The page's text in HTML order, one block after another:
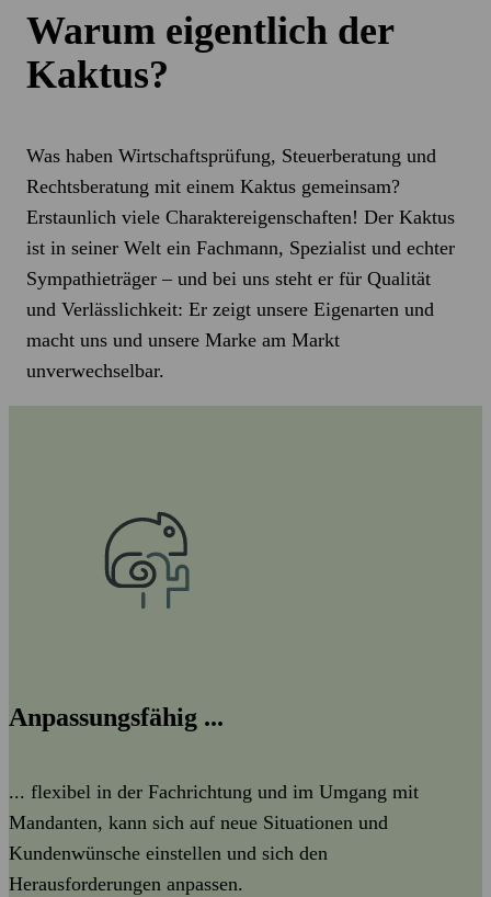
Warum eigentlich der
Kaktus?
Was haben Wirtschaftsprüfung, Steuerberatung und
Rechtsberatung mit einem Kaktus gemeinsam?
Erstaunlich viele Charaktereigenschaften! Der Kaktus
ist in seiner Welt ein Fachmann, Spezialist und echter
Sympathieträger – und bei uns steht er für Qualität
und Verlässlichkeit: Er zeigt unsere Eigenarten und
macht uns und unsere Marke am Markt
unverwechselbar.
Anpassungsfähig ...
... flexibel in der Fachrichtung und im Umgang mit
Mandanten, kann sich auf neue Situationen und
Kundenwünsche einstellen und sich den
Herausforderungen anpassen.